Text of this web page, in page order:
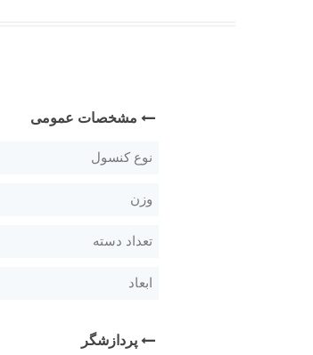
مشخصات عمومی
نوع کنسول
وزن
تعداد دسته
ابعاد
پردازشگر